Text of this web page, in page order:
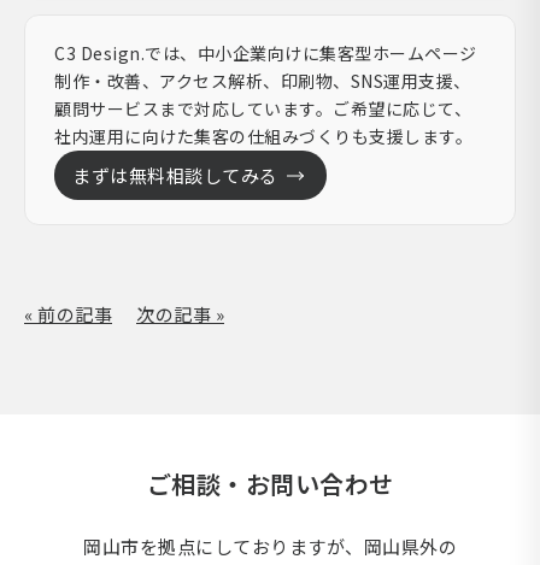
C3 Design.では、中小企業向けに集客型ホームページ
制作・改善、アクセス解析、印刷物、SNS運用支援、
顧問サービスまで対応しています。ご希望に応じて、
社内運用に向けた集客の仕組みづくりも支援します。
まずは無料相談してみる
« 前の記事 次の記事 »
ご相談・お問い合わせ
岡山市を拠点にしておりますが、岡山県外の